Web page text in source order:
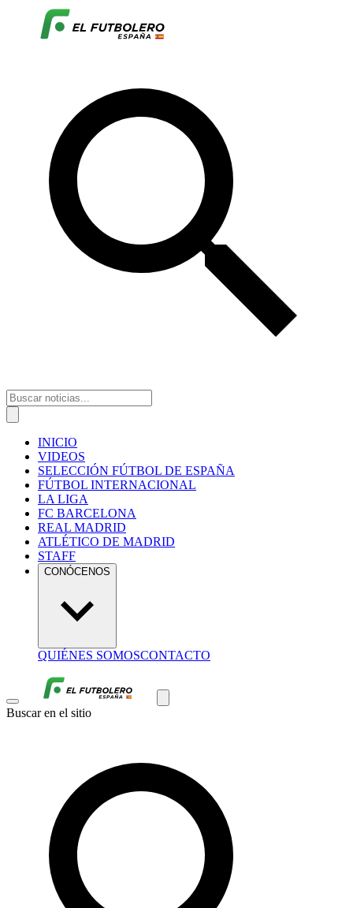
INICIO
VIDEOS
SELECCIÓN FÚTBOL DE ESPAÑA
FÚTBOL INTERNACIONAL
LA LIGA
FC BARCELONA
REAL MADRID
ATLÉTICO DE MADRID
STAFF
CONÓCENOS
QUIÉNES SOMOSCONTACTO
Buscar en el sitio